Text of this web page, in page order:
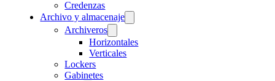
Credenzas
Archivo y almacenaje
Archiveros
Horizontales
Verticales
Lockers
Gabinetes